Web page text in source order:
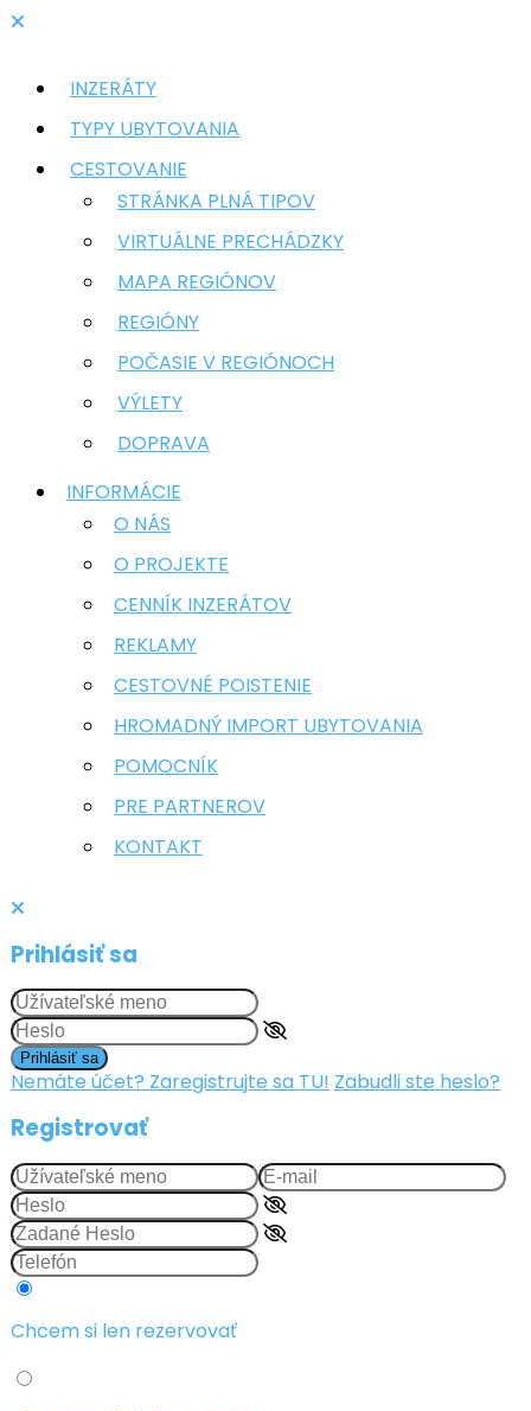
INZERÁTY
TYPY UBYTOVANIA
CESTOVANIE
STRÁNKA PLNÁ TIPOV
VIRTUÁLNE PRECHÁDZKY
MAPA REGIÓNOV
REGIÓNY
POČASIE V REGIÓNOCH
VÝLETY
DOPRAVA
INFORMÁCIE
O NÁS
O PROJEKTE
CENNÍK INZERÁTOV
REKLAMY
CESTOVNÉ POISTENIE
HROMADNÝ IMPORT UBYTOVANIA
POMOCNÍK
PRE PARTNEROV
KONTAKT
Prihlásiť sa
Prihlásiť sa
Nemáte účet? Zaregistrujte sa TU! Zabudli ste heslo?
Registrovať
Chcem si len rezervovať